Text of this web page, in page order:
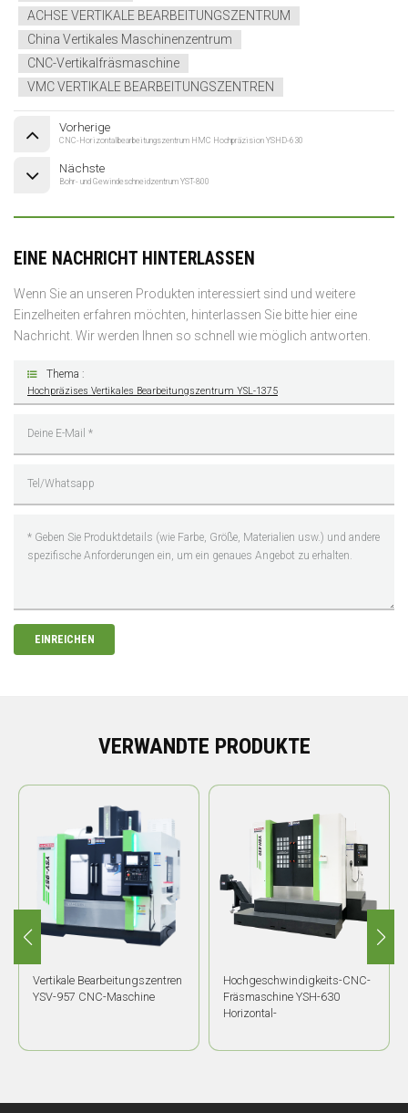
ACHSE VERTIKALE BEARBEITUNGSZENTRUM
China Vertikales Maschinenzentrum
CNC-Vertikalfräsmaschine
VMC VERTIKALE BEARBEITUNGSZENTREN
Vorherige
CNC-Horizontalbearbeitungszentrum HMC Hochpräzision YSHD-630
Nächste
Bohr- und Gewindeschneidzentrum YST-800
EINE NACHRICHT HINTERLASSEN
Wenn Sie an unseren Produkten interessiert sind und weitere
Einzelheiten erfahren möchten, hinterlassen Sie bitte hier eine
Nachricht. Wir werden Ihnen so schnell wie möglich antworten.
Thema :
Hochpräzises Vertikales Bearbeitungszentrum YSL-1375
EINREICHEN
VERWANDTE PRODUKTE
Vertikale Bearbeitungszentren
YSV-957 CNC-Maschine
Hochgeschwindigkeits-CNC-
Fräsmaschine YSH-630
Horizontal-